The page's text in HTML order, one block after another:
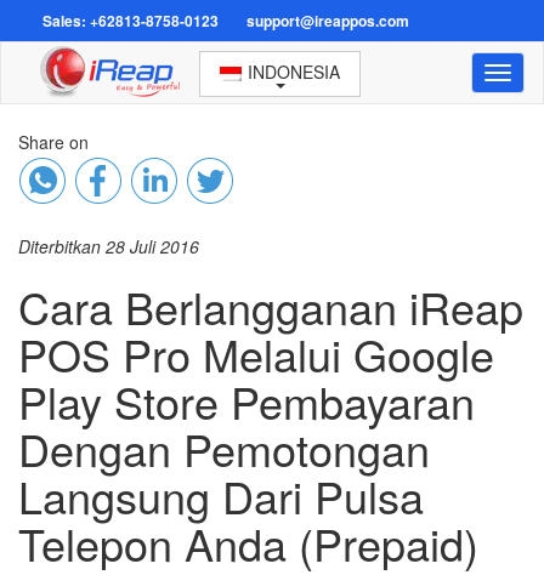
Sales: +62813-8758-0123 support@ireappos.com
INDONESIA
Share on
Diterbitkan 28 Juli 2016
Cara Berlangganan iReap
POS Pro Melalui Google
Play Store Pembayaran
Dengan Pemotongan
Langsung Dari Pulsa
Telepon Anda (Prepaid)